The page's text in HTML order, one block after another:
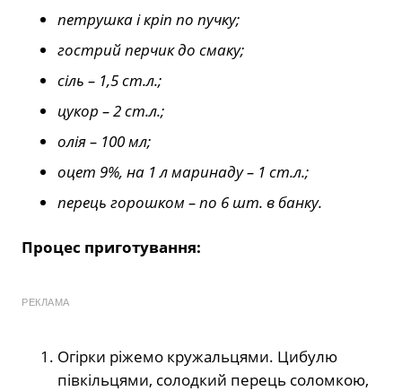
петрушка і кріп по пучку;
гострий перчик до смаку;
сіль – 1,5 ст.л.;
цукор – 2 ст.л.;
олія – 100 мл;
оцет 9%, на 1 л маринаду – 1 ст.л.;
перець горошком – по 6 шт. в банку.
Процес приготування:
РЕКЛАМА
Огірки ріжемо кружальцями. Цибулю
півкільцями, солодкий перець соломкою,